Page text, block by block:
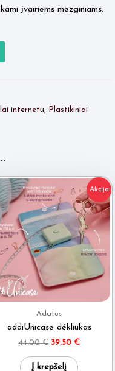
įvairiems mezginiams.
internetu,
Plastikiniai
Akcija
Adatos
addiUnicase dėkliukas
44.00€ Original
was:
39.50 €Current
Į krepšelį